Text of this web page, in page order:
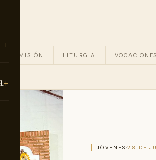
MISIÓN LITURGIA VOCACIONES
JÓVENES·28 DE